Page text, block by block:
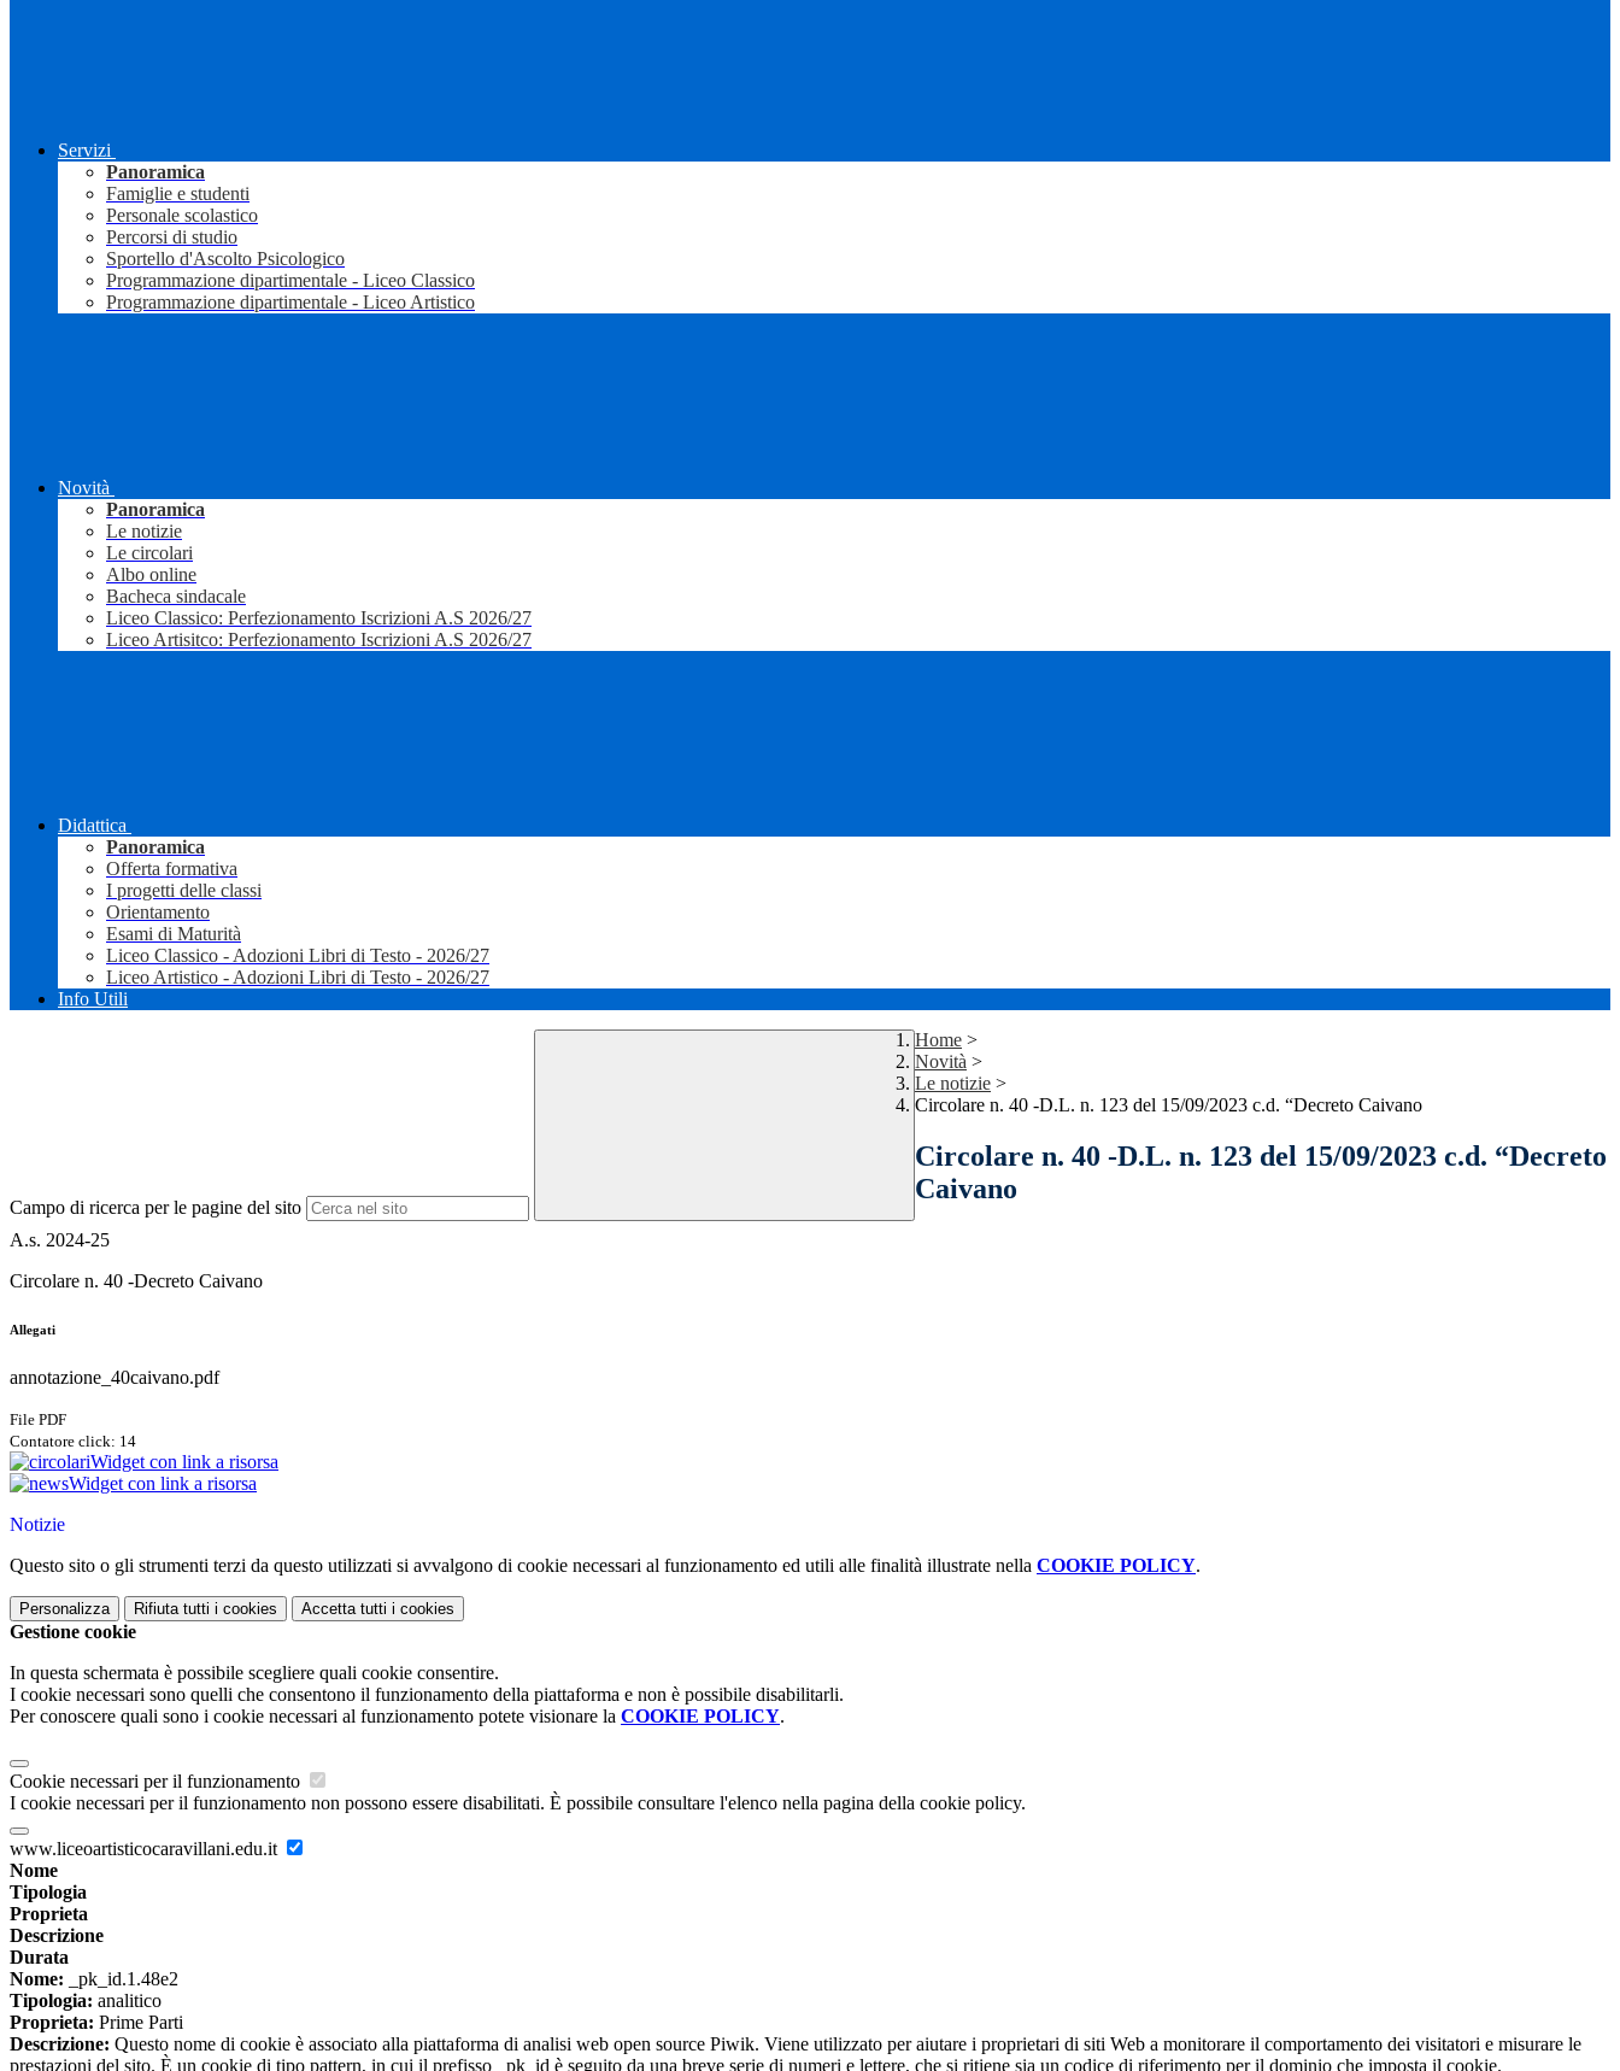
Servizi
Panoramica
Famiglie e studenti
Personale scolastico
Percorsi di studio
Sportello d'Ascolto Psicologico
Programmazione dipartimentale - Liceo Classico
Programmazione dipartimentale - Liceo Artistico
Novità
Panoramica
Le notizie
Le circolari
Albo online
Bacheca sindacale
Liceo Classico: Perfezionamento Iscrizioni A.S 2026/27
Liceo Artisitco: Perfezionamento Iscrizioni A.S 2026/27
Didattica
Panoramica
Offerta formativa
I progetti delle classi
Orientamento
Esami di Maturità
Liceo Classico - Adozioni Libri di Testo - 2026/27
Liceo Artistico - Adozioni Libri di Testo - 2026/27
Info Utili
Campo di ricerca per le pagine del sito
Home >
Novità >
Le notizie >
Circolare n. 40 -D.L. n. 123 del 15/09/2023 c.d. “Decreto Caivano
Circolare n. 40 -D.L. n. 123 del 15/09/2023 c.d. “Decreto
Caivano
A.s. 2024-25
Circolare n. 40 -Decreto Caivano
Allegati
annotazione_40caivano.pdf
File PDF
Contatore click: 14
Widget con link a risorsa
Widget con link a risorsa
Notizie
Questo sito o gli strumenti terzi da questo utilizzati si avvalgono di cookie necessari al funzionamento ed utili alle finalità illustrate nella COOKIE POLICY.
Personalizza Rifiuta tutti i cookies Accetta tutti i cookies
Gestione cookie
In questa schermata è possibile scegliere quali cookie consentire.
I cookie necessari sono quelli che consentono il funzionamento della piattaforma e non è possibile disabilitarli.
Per conoscere quali sono i cookie necessari al funzionamento potete visionare la COOKIE POLICY.
Cookie necessari per il funzionamento
I cookie necessari per il funzionamento non possono essere disabilitati. È possibile consultare l'elenco nella pagina della cookie policy.
www.liceoartisticocaravillani.edu.it
Nome
Tipologia
Proprieta
Descrizione
Durata
Nome: _pk_id.1.48e2
Tipologia: analitico
Proprieta: Prime Parti
Descrizione: Questo nome di cookie è associato alla piattaforma di analisi web open source Piwik. Viene utilizzato per aiutare i proprietari di siti Web a monitorare il comportamento dei visitatori e misurare le
prestazioni del sito. È un cookie di tipo pattern, in cui il prefisso _pk_id è seguito da una breve serie di numeri e lettere, che si ritiene sia un codice di riferimento per il dominio che imposta il cookie.